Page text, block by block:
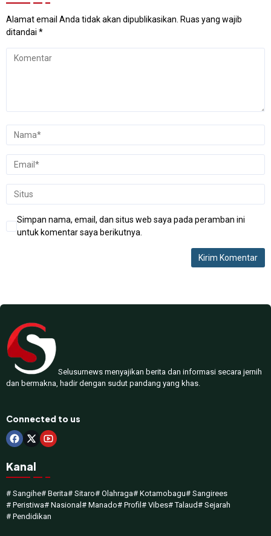
Alamat email Anda tidak akan dipublikasikan. Ruas yang wajib
ditandai *
Simpan nama, email, dan situs web saya pada peramban ini
untuk komentar saya berikutnya.
Selusurnews menyajikan berita dan informasi secara jernih
dan bermakna, hadir dengan sudut pandang yang khas.
Connected to us
Kanal
# Sangihe# Berita# Sitaro# Olahraga# Kotamobagu# Sangirees
# Peristiwa# Nasional # Manado# Profil # Vibes# Talaud# Sejarah
# Pendidikan